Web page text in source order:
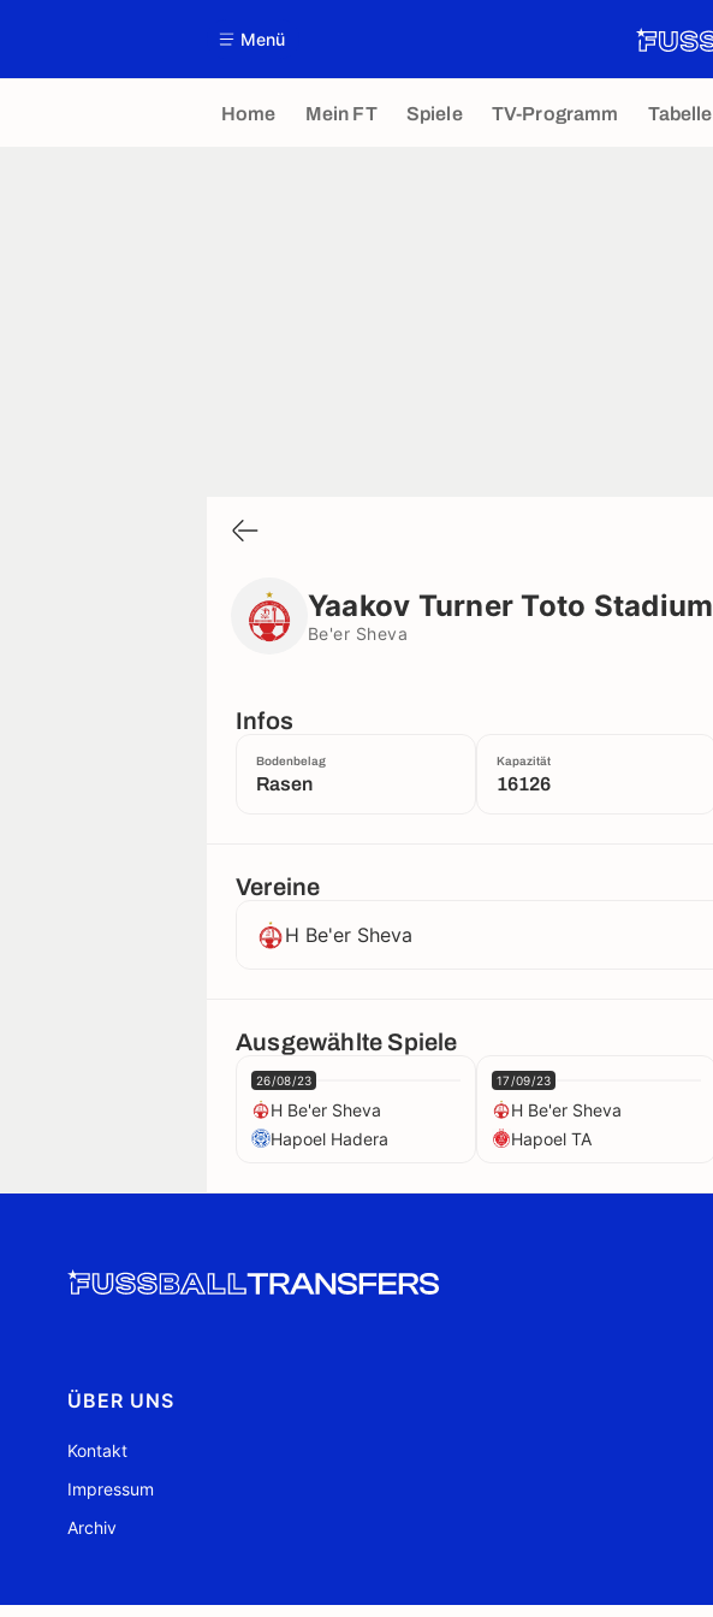
Menü
Home Mein FT Spiele TV-Programm Tabelle
Yaakov Turner Toto Stadium
Be'er Sheva
Infos
Bodenbelag
Rasen
Kapazität
16126
Vereine
H Be'er Sheva
Ausgewählte Spiele
26/08/23
H Be'er Sheva
Hapoel Hadera
17/09/23
H Be'er Sheva
Hapoel TA
ÜBER UNS
Kontakt
Impressum
Archiv